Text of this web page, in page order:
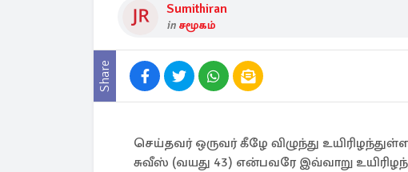
Sumithiran
in சமூகம்
Share
செய்தவர் ஒருவர் கீழே விழுந்து
சுவீஸ் (வயது 43) என்பவரே இவ்வாறு